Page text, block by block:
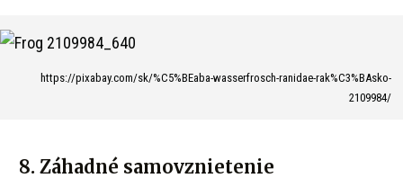
https://pixabay.com/sk/%C5%BEaba-wasserfrosch-ranidae-rak%C3%BAsko-
2109984/
8. Záhadné samovznietenie